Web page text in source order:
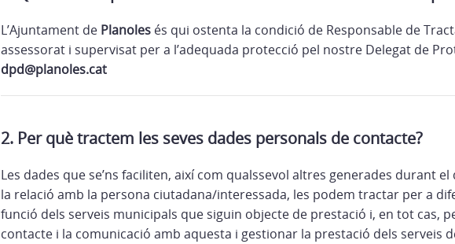
L’Ajuntament de Planoles és qui ostenta la condició de Responsable de
assessorat i supervisat per a l’adequada protecció pel nostre Delegat de
dpd@planoles.cat
2. Per què tractem les seves dades personals de contacte?
Les dades que se’ns faciliten, així com qualssevol altres generades durant
la relació amb la persona ciutadana/interessada, les podem tractar per a
funció dels serveis municipals que siguin objecte de prestació i, en tot cas,
contacte i la comunicació amb aquesta i gestionar la prestació dels serveis